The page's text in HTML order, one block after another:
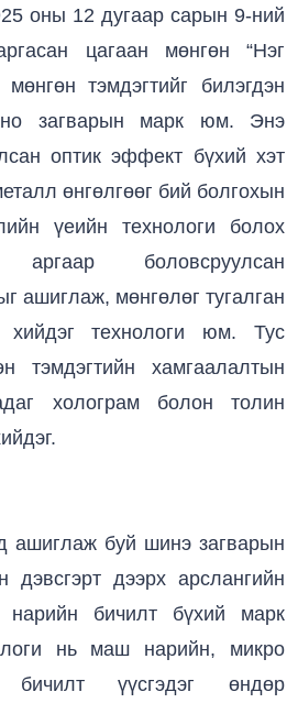
оны 12 дугаар сарын 9-ний
цагаан мөнгөн “Нэг
мөнгөн тэмдэгтийг билэгдэн
загварын марк юм. Энэ
оптик эффект бүхий хэт
өнгөлгөөг бий болгохын
үеийн технологи болох
аргаар боловсруулсан
ашиглаж, мөнгөлөг тугалган
хийдэг технологи юм. Тус
тэмдэгтийн хамгаалалтын
холограм болон толин
ашиглаж буй шинэ загварын
дэвсгэрт дээрх арслангийн
нарийн бичилт бүхий марк
нь маш нарийн, микро
үүсгэдэг өндөр